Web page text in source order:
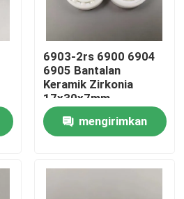
6903-2rs 6900 6904
6905 Bantalan
Keramik Zirkonia
17x30x7mm
mengirimkan